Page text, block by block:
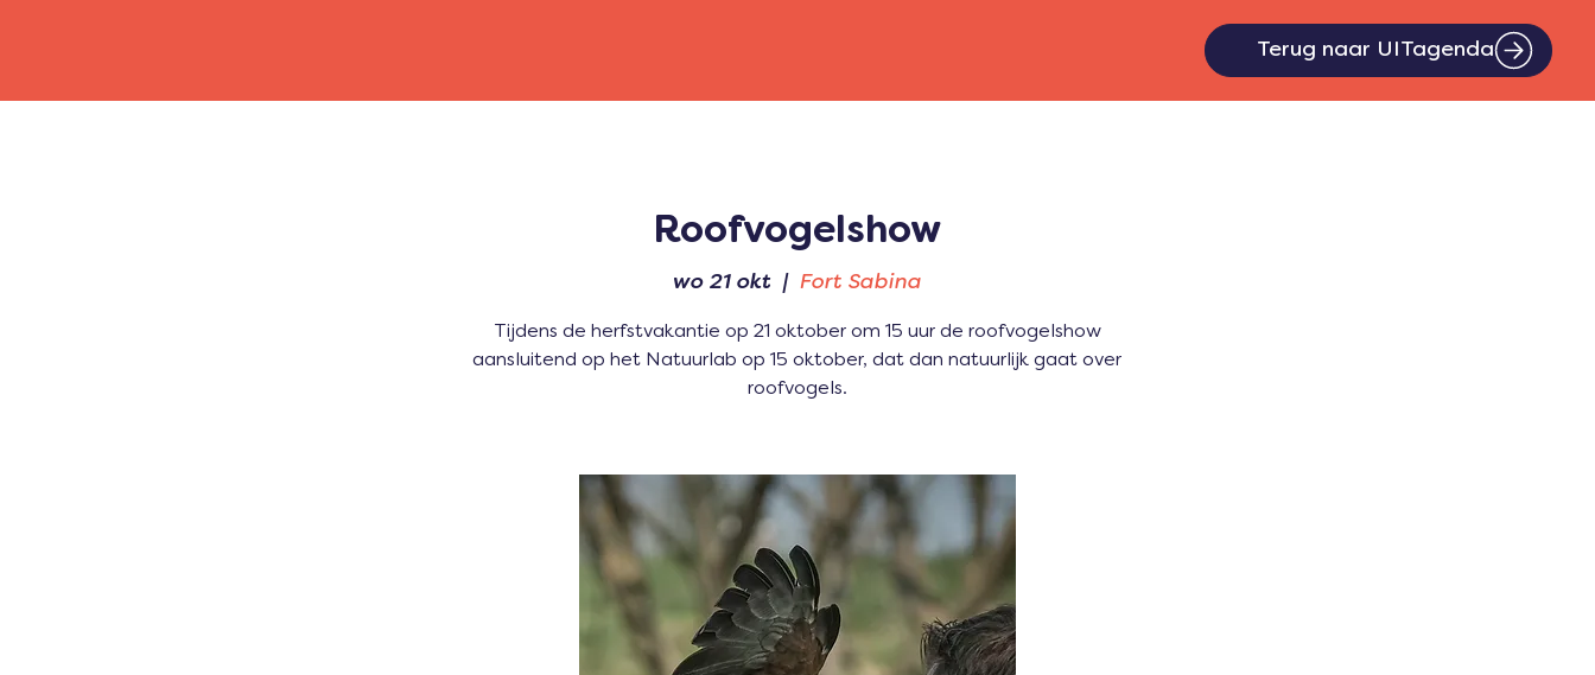
Terug naar UITagenda
Roofvogelshow
wo 21 okt
  |
Fort Sabina
Tijdens de herfstvakantie op 21 oktober om 15 uur de roofvogelshow
aansluitend op het Natuurlab op 15 oktober, dat dan natuurlijk gaat over
roofvogels.